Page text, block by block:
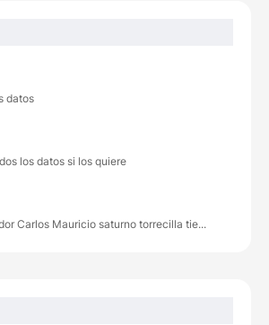
datos
los datos si los quiere
Carlos Mauricio saturno torrecilla tie...